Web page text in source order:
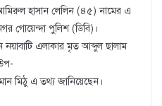
হাসান লেলিন (৪৫) নামের এ
গোয়েন্দা পুলিশ (ডিবি)।
এলাকার মৃত আব্দুল ছালাম
মিঠু এ তথ্য জানিয়েছেন।